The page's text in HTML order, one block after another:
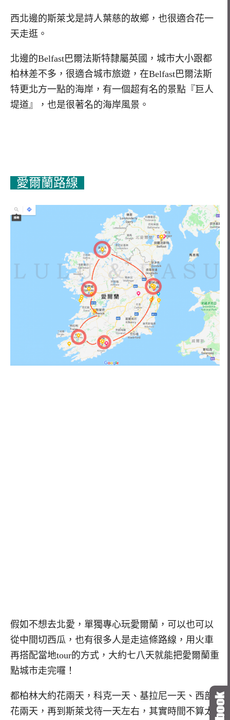
西北邊的斯萊戈是詩人葉慈的故鄉，也很適合花一
天走逛。
北邊的Belfast巴爾法斯特隸屬英國，城市大小跟都
柏林差不多，很適合城市旅遊，在Belfast巴爾法斯
特更北方一點的海岸，有一個超有名的景點『巨人
堤道』，也是很著名的海岸風景。
愛爾蘭路線
假如不想去北愛，單獨專心玩愛爾蘭，可以也可以
從中間切西瓜，也有很多人是走這條路線，用火車
再搭配當地tour的方式，大約七八天就能把愛爾蘭重
點城市走完囉！
都柏林大約花兩天，科克一天、基拉尼一天、西部
花兩天，再到斯萊戈待一天左右，其實時間不算太